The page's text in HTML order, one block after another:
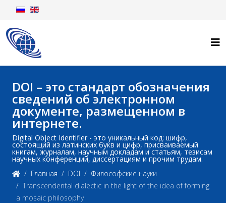
DOI – это стандарт обозначения
сведений об электронном
документе, размещенном в
интернете.
Digital Object Identifier - это уникальный код: шифр,
состоящий из латинских букв и цифр, присваиваемый
книгам, журналам, научным докладам и статьям, тезисам
научных конференций, диссертациям и прочим трудам.
Главная
DOI
Философские науки
Transcendental dialectic in the light of the idea of forming
a mosaic philosophy